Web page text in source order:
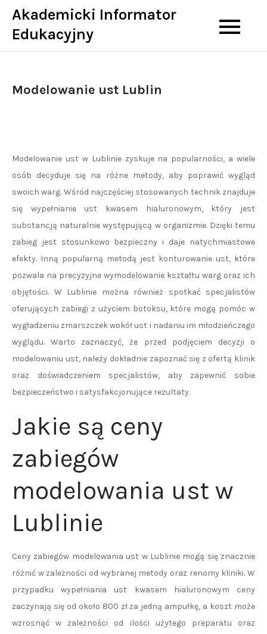
Skip
content
Akademicki Informator
Edukacyjny
Modelowanie ust Lublin
Modelowanie ust w Lublinie zyskuje na popularności, a wiele
osób decyduje się na różne metody, aby poprawić wygląd
swoich warg. Wśród najczęściej stosowanych technik znajduje
się wypełnianie ust kwasem hialuronowym, który jest
substancją naturalnie występującą w organizmie. Dzięki temu
zabieg jest stosunkowo bezpieczny i daje natychmiastowe
efekty. Inną popularną metodą jest konturowanie ust, które
pozwala na precyzyjne wymodelowanie kształtu warg oraz ich
objętości. W Lublinie można również spotkać specjalistów
oferujących zabiegi z użyciem botoksu, które mogą pomóc w
wygładzeniu zmarszczek wokół ust i nadaniu im młodzieńczego
wyglądu. Warto zaznaczyć, że przed podjęciem decyzji o
modelowaniu ust, należy dokładnie zapoznać się z ofertą klinik
oraz doświadczeniem specjalistów, aby zapewnić sobie
bezpieczeństwo i satysfakcjonujące rezultaty.
Jakie są ceny
zabiegów
modelowania ust w
Lublinie
Ceny zabiegów modelowania ust w Lublinie mogą się znacznie
różnić w zależności od wybranej metody oraz renomy kliniki. W
przypadku wypełniania ust kwasem hialuronowym ceny
zaczynają się od około 800 zł za jedną ampułkę, a koszt może
wzrosnąć w zależności od ilości użytego preparatu oraz